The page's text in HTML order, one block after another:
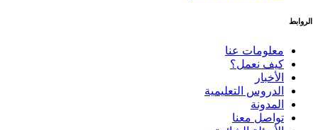
الروابط
معلومات عنا
كيف نعمل؟
الأخبار
الدروس التعليمية
المدونة
تواصل معنا